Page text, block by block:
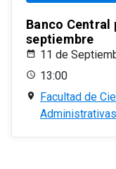
Banco Central
septiembre
11 de
13:00
Facultad de